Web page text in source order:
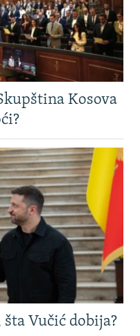
Kosova
Vučić dobija?